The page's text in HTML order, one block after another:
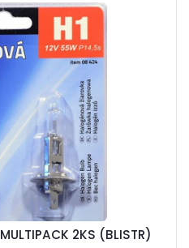
2KS (BLISTR)